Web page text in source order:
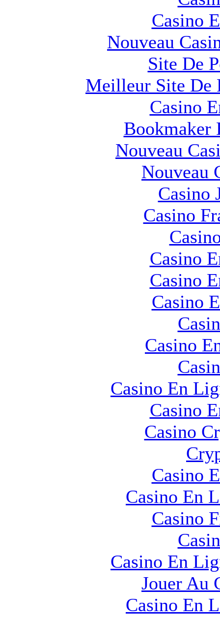
Casino
Nouveau
Site De
Meilleur Site De
Casino
Bookmaker
Nouveau
Nouveau
Casino
Casino
Casino
Casino
Casino
Casino
Casino En
Casino
Casino
Casino
Casino En
Casino
Casino En
Jouer Au
Casino En